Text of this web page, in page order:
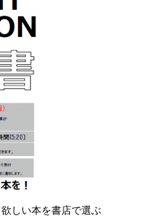
しい本を書店で選ぶ